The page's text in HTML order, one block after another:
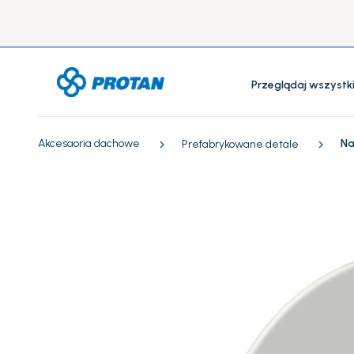
Przeglądaj
Akcesaoria dachowe Prefabrykowane detale